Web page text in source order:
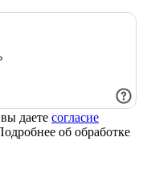
даете согласие
об обработке